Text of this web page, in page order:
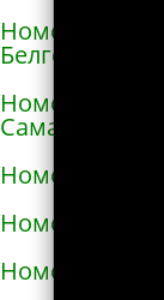
Номера
Белгородской
Номера
Самарской
Номера
Номера
Номера